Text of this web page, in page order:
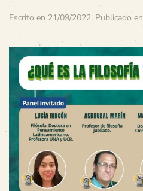
Escrito en 21/09/2022. Publicado en